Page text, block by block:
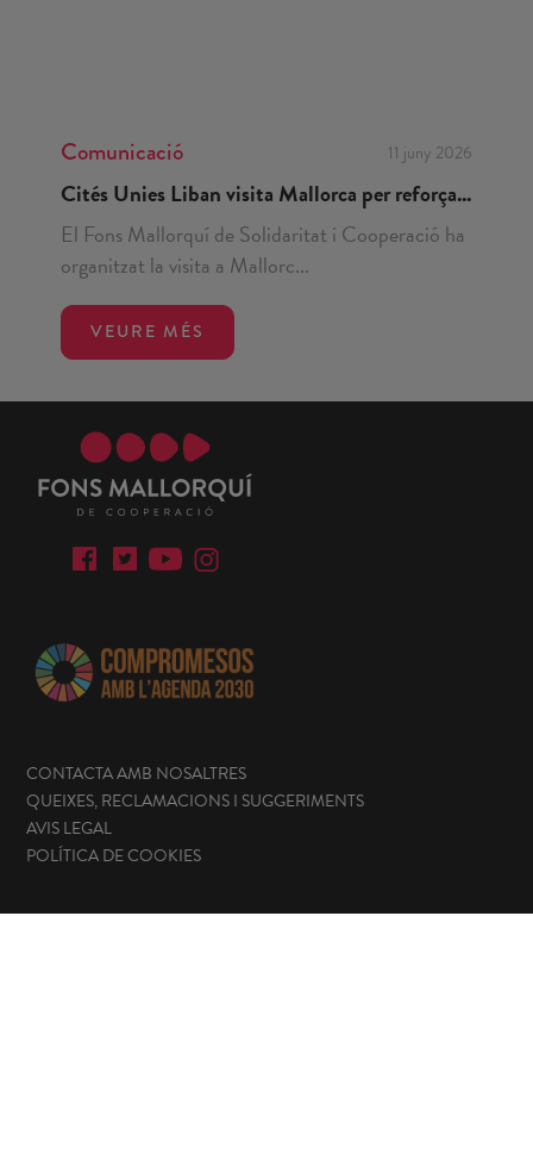
Comunicació 11 juny 2026
Cités Unies Liban visita Mallorca per reforça...
El Fons Mallorquí de Solidaritat i Cooperació ha
organitzat la visita a Mallorc...
VEURE MÉS
CONTACTA AMB NOSALTRES
QUEIXES, RECLAMACIONS I SUGGERIMENTS
AVIS LEGAL
POLÍTICA DE COOKIES